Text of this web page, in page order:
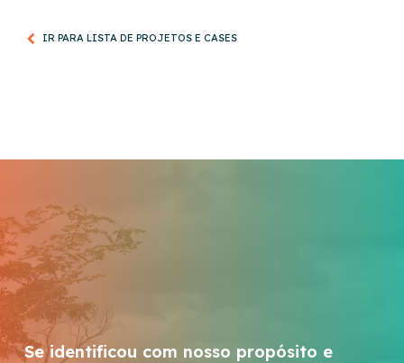
IR PARA LISTA DE PROJETOS E CASES
Se identificou com nosso propósito e